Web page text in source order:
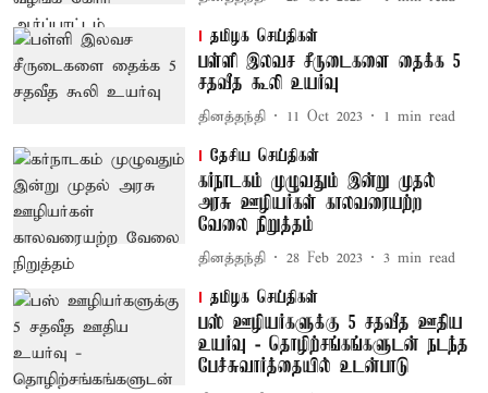
தமிழக செய்திகள்
பள்ளி இலவச சீருடைகளை தைக்க 5
சதவீத கூலி உயர்வு
தினத்தந்தி 11 Oct 2023 1 min read
தேசிய செய்திகள்
கர்நாடகம் முழுவதும் இன்று முதல்
அரசு ஊழியர்கள் காலவரையற்ற
வேலை நிறுத்தம்
தினத்தந்தி 28 Feb 2023 3 min read
தமிழக செய்திகள்
பஸ் ஊழியர்களுக்கு 5 சதவீத ஊதிய
உயர்வு - தொழிற்சங்கங்களுடன் நடந்த
பேச்சுவார்த்தையில் உடன்பாடு